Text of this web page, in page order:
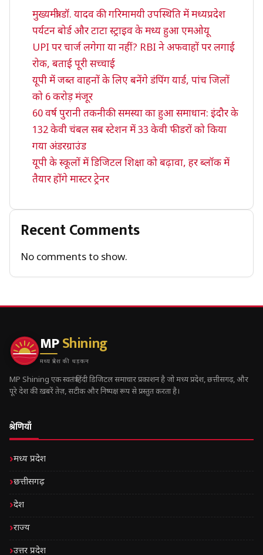
मुख्यमंत्री डॉ. यादव की गरिमामयी उपस्थिति में मध्यप्रदेश
पर्यटन बोर्ड और टाटा स्ट्राइव के मध्य हुआ एमओयू
UPI पर चार्ज लगेगा या नहीं? RBI ने अफवाहों पर लगाई
रोक, बताई पूरी सच्चाई
यूपी में जब्त वाहनों के लिए बनेंगे डंपिंग यार्ड, पांच जिलों
को 6 करोड़ मंजूर
60 वर्ष पुरानी तकनीकी समस्या का हुआ समाधान: इंदौर के
132 केवी चंबल सब स्टेशन में 33 केवी फीडरों को किया
गया अंडरग्राउंड
यूपी के स्कूलों में डिजिटल शिक्षा को बढ़ावा, हर ब्लॉक में
तैयार होंगे मास्टर ट्रेनर
Recent Comments
No comments to show.
MPShining
मध्य प्रदेश की धड़कन
MP Shining एक स्वतंत्र हिंदी डिजिटल समाचार प्रकाशन है जो मध्य प्रदेश, छत्तीसगढ़, और
पूरे देश की ख़बरें तेज़, सटीक और निष्पक्ष रूप से प्रस्तुत करता है।
श्रेणियाँ
मध्य प्रदेश
छत्तीसगढ़
देश
राज्य
उत्तर प्रदेश